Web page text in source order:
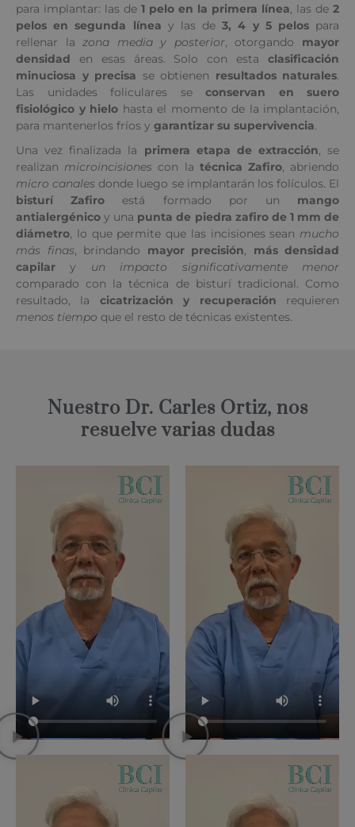
para implantar: las de 1 pelo en la primera línea, las de 2
pelos en segunda línea y las de3, 4 y 5 pelospara
rellenar la zona media y posterior, otorgando mayor
densidad en esas áreas. Solo con esta clasificación
minuciosa y precisa se obtienen resultados naturales.
Las unidades foliculares se conservan en suero
fisiológico y hielo hasta el momento de la implantación,
para mantenerlos fríos y garantizar su supervivencia.
Una vez finalizada la primera etapa de extracción, se
realizan microincisiones con la técnica Zafiro, abriendo
micro canales donde luego se implantarán los folículos. El
bisturí Zafiro está formado por un mango
antialergénico y una punta de piedra zafiro de 1 mm de
diámetro, lo que permite que las incisiones sean mucho
más finas, brindando mayor precisión, más densidad
capilar y un impacto significativamente menor
comparado con la técnica de bisturí tradicional. Como
resultado, la cicatrización y recuperación requieren
menos tiempo que el resto de técnicas existentes.
Nuestro Dr. Carles Ortiz, nos
resuelve varias dudas